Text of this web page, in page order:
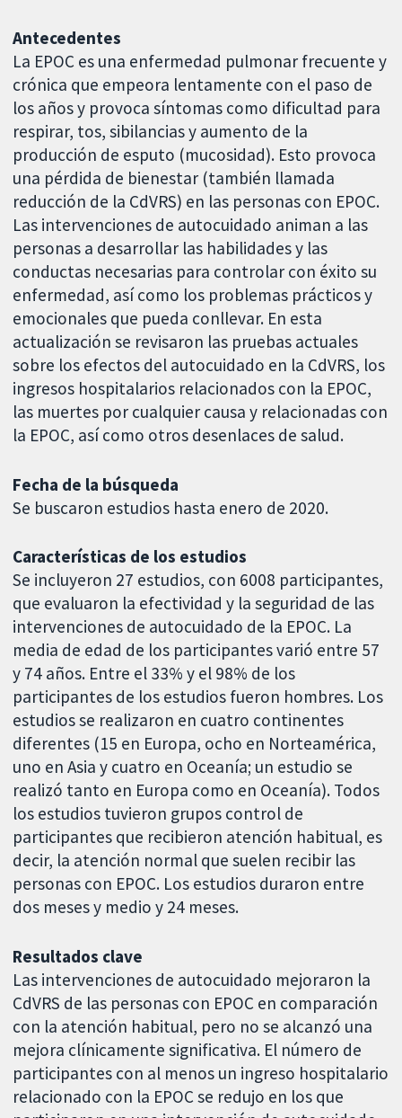
Antecedentes
La EPOC es una enfermedad pulmonar frecuente y
crónica que empeora lentamente con el paso de
los años y provoca síntomas como dificultad para
respirar, tos, sibilancias y aumento de la
producción de esputo (mucosidad). Esto provoca
una pérdida de bienestar (también llamada
reducción de la CdVRS) en las personas con EPOC.
Las intervenciones de autocuidado animan a las
personas a desarrollar las habilidades y las
conductas necesarias para controlar con éxito su
enfermedad, así como los problemas prácticos y
emocionales que pueda conllevar. En esta
actualización se revisaron las pruebas actuales
sobre los efectos del autocuidado en la CdVRS, los
ingresos hospitalarios relacionados con la EPOC,
las muertes por cualquier causa y relacionadas con
la EPOC, así como otros desenlaces de salud.
Fecha de la búsqueda
Se buscaron estudios hasta enero de 2020.
Características de los estudios
Se incluyeron 27 estudios, con 6008 participantes,
que evaluaron la efectividad y la seguridad de las
intervenciones de autocuidado de la EPOC. La
media de edad de los participantes varió entre 57
y 74 años. Entre el 33% y el 98% de los
participantes de los estudios fueron hombres. Los
estudios se realizaron en cuatro continentes
diferentes (15 en Europa, ocho en Norteamérica,
uno en Asia y cuatro en Oceanía; un estudio se
realizó tanto en Europa como en Oceanía). Todos
los estudios tuvieron grupos control de
participantes que recibieron atención habitual, es
decir, la atención normal que suelen recibir las
personas con EPOC. Los estudios duraron entre
dos meses y medio y 24 meses.
Resultados clave
Las intervenciones de autocuidado mejoraron la
CdVRS de las personas con EPOC en comparación
con la atención habitual, pero no se alcanzó una
mejora clínicamente significativa. El número de
participantes con al menos un ingreso hospitalario
relacionado con la EPOC se redujo en los que